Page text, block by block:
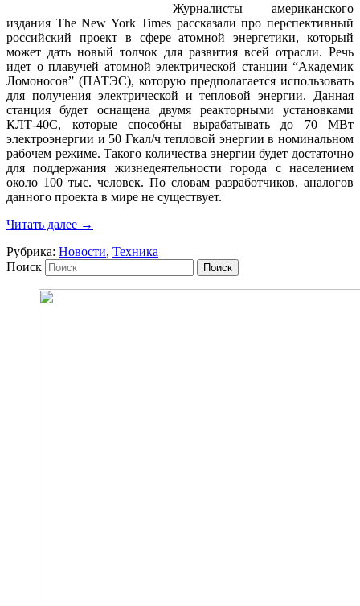
Журналисты американского
издания The New York Times рассказали про перспективный
российский проект в сфере атомной энергетики, который
может дать новый толчок для развития всей отрасли. Речь
идет о плавучей атомной электрической станции “Академик
Ломоносов” (ПАТЭС), которую предполагается использовать
для получения электрической и тепловой энергии. Данная
станция будет оснащена двумя реакторными установками
КЛТ-40С, которые способны вырабатывать до 70 МВт
электроэнергии и 50 Гкал/ч тепловой энергии в номинальном
рабочем режиме. Такого количества энергии будет достаточно
для поддержания жизнедеятельности города с населением
около 100 тыс. человек. По словам разработчиков, аналогов
данного проекта в мире не существует.
Читать далее →
Рубрика: Новости, Техника
Поиск